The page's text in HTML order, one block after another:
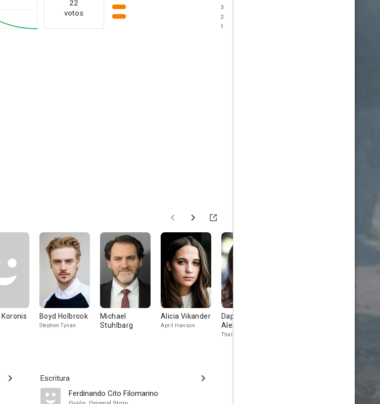
22
votos
3
2
1
Koronis Boyd Holbrook
Stephen Tynan
Michael
Stuhlbarg
Alicia Vikander
April Hanson
Daphne
Alexander
Thalia Symons
Escritura
Ferdinando Cito Filomarino